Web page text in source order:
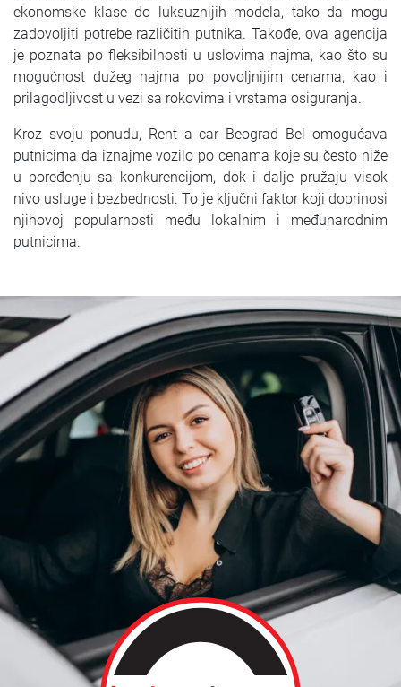
ekonomske klase do luksuznijih modela, tako da mogu
zadovoljiti potrebe različitih putnika. Takođe, ova agencija
je poznata po fleksibilnosti u uslovima najma, kao što su
mogućnost dužeg najma po povoljnijim cenama, kao i
prilagodljivost u vezi sa rokovima i vrstama osiguranja.
Kroz svoju ponudu, Rent a car Beograd Bel omogućava
putnicima da iznajme vozilo po cenama koje su često niže
u poređenju sa konkurencijom, dok i dalje pružaju visok
nivo usluge i bezbednosti. To je ključni faktor koji doprinosi
njihovoj popularnosti među lokalnim i međunarodnim
putnicima.